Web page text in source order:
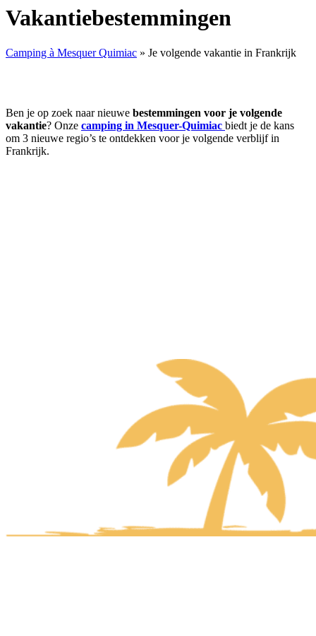
Vakantiebestemmingen
Camping à Mesquer Quimiac » Je volgende vakantie in Frankrijk
Ben je op zoek naar nieuwe bestemmingen voor je volgende
vakantie? Onze camping in Mesquer-Quimiac biedt je de kans
om 3 nieuwe regio’s te ontdekken voor je volgende verblijf in
Frankrijk.